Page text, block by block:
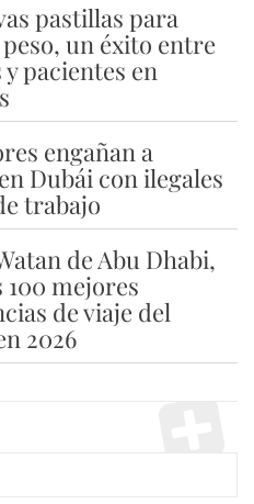
pastillas para
un éxito entre
pacientes en
engañan a
Dubái con ilegales
trabajo
de Abu Dhabi,
100 mejores
de viaje del
2026